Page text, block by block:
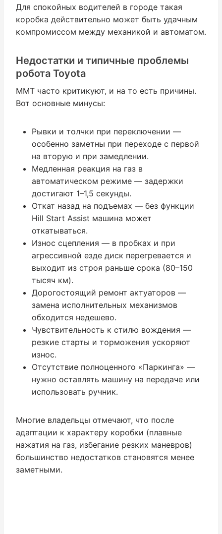
Для спокойных водителей в городе такая
коробка действительно может быть удачным
компромиссом между механикой и автоматом.
Недостатки и типичные проблемы
робота Toyota
ММТ часто критикуют, и на то есть причины.
Вот основные минусы:
Рывки и толчки при переключении —
особенно заметны при переходе с первой
на вторую и при замедлении.
Медленная реакция на газ в
автоматическом режиме — задержки
достигают 1–1,5 секунды.
Откат назад на подъемах — без функции
Hill Start Assist машина может
откатываться.
Износ сцепления — в пробках и при
агрессивной езде диск перегревается и
выходит из строя раньше срока (80–150
тысяч км).
Дорогостоящий ремонт актуаторов —
замена исполнительных механизмов
обходится недешево.
Чувствительность к стилю вождения —
резкие старты и торможения ускоряют
износ.
Отсутствие полноценного «Паркинга» —
нужно оставлять машину на передаче или
использовать ручник.
Многие владельцы отмечают, что после
адаптации к характеру коробки (плавные
нажатия на газ, избегание резких маневров)
большинство недостатков становятся менее
заметными.